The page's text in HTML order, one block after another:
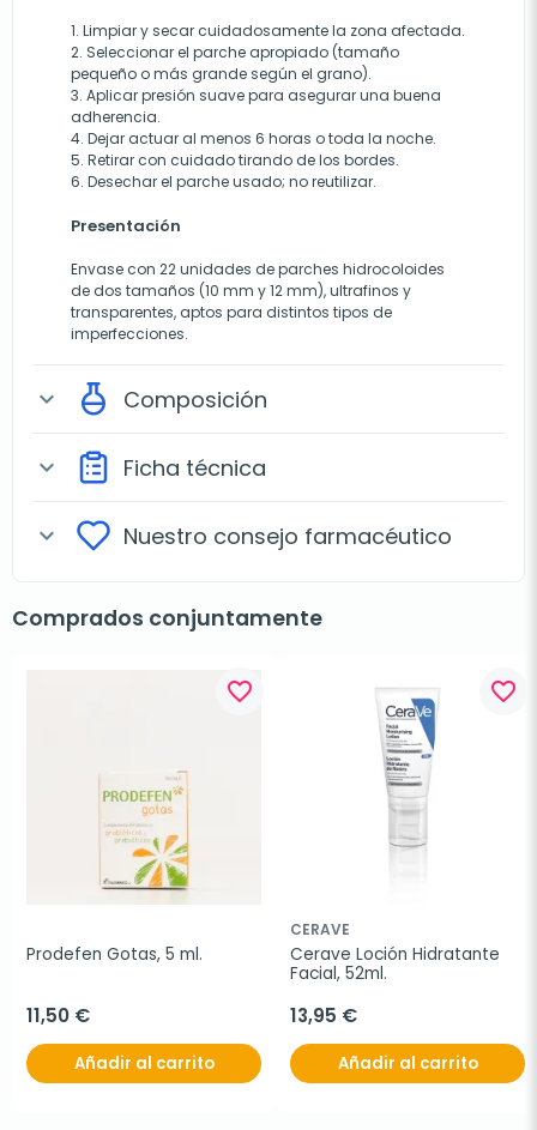
1. Limpiar y secar cuidadosamente la zona afectada.
2. Seleccionar el parche apropiado (tamaño
pequeño o más grande según el grano).
3. Aplicar presión suave para asegurar una buena
adherencia.
4. Dejar actuar al menos 6 horas o toda la noche.
5. Retirar con cuidado tirando de los bordes.
6. Desechar el parche usado; no reutilizar.
Presentación
Envase con 22 unidades de parches hidrocoloides
de dos tamaños (10 mm y 12 mm), ultrafinos y
transparentes, aptos para distintos tipos de
imperfecciones.
expand_more Composición
expand_more Ficha técnica
expand_more Nuestro consejo farmacéutico
Comprados conjuntamente
favorite_border
Prodefen Gotas, 5 ml.
11,50 €
Añadir al carrito
favorite_border
CERAVE
Cerave Loción Hidratante
Facial, 52ml.
13,95 €
Añadir al carrito